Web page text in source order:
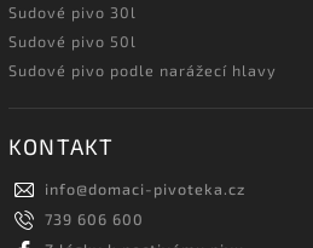
Sudové pivo 30l
Sudové pivo 50l
Sudové pivo podle narážecí hlavy
KONTAKT
info@domaci-pivoteka.cz
739 606 600